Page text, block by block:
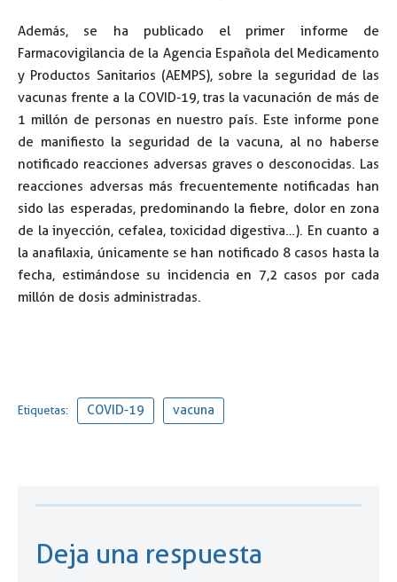
Además, se ha publicado el primer informe de
Farmacovigilancia de la Agencia Española del Medicamento
y Productos Sanitarios (AEMPS), sobre la seguridad de las
vacunas frente a la COVID-19, tras la vacunación de más de
1 millón de personas en nuestro país. Este informe pone
de manifiesto la seguridad de la vacuna, al no haberse
notificado reacciones adversas graves o desconocidas. Las
reacciones adversas más frecuentemente notificadas han
sido las esperadas, predominando la fiebre, dolor en zona
de la inyección, cefalea, toxicidad digestiva…). En cuanto a
la anafilaxia, únicamente se han notificado 8 casos hasta la
fecha, estimándose su incidencia en 7,2 casos por cada
millón de dosis administradas.
Etiquetas: COVID-19 vacuna
Deja una respuesta